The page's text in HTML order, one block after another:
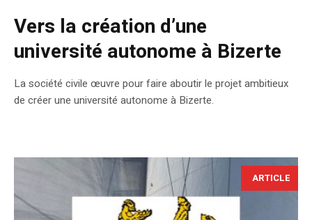
Vers la création d’une
université autonome à Bizerte
La société civile œuvre pour faire aboutir le projet ambitieux
de créer une université autonome à Bizerte.
ARTICLE